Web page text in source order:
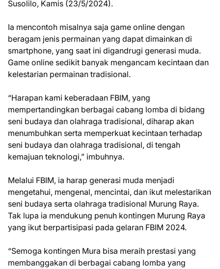
Susolilo, Kamis (23/5/2024).
Ia mencontoh misalnya saja game online dengan
beragam jenis permainan yang dapat dimainkan di
smartphone, yang saat ini digandrugi generasi muda.
Game online sedikit banyak mengancam kecintaan dan
kelestarian permainan tradisional.
“Harapan kami keberadaan FBIM, yang
mempertandingkan berbagai cabang lomba di bidang
seni budaya dan olahraga tradisional, diharap akan
menumbuhkan serta memperkuat kecintaan terhadap
seni budaya dan olahraga tradisional, di tengah
kemajuan teknologi,” imbuhnya.
Melalui FBIM, ia harap generasi muda menjadi
mengetahui, mengenal, mencintai, dan ikut melestarikan
seni budaya serta olahraga tradisional Murung Raya.
Tak lupa ia mendukung penuh kontingen Murung Raya
yang ikut berpartisipasi pada gelaran FBIM 2024.
“Semoga kontingen Mura bisa meraih prestasi yang
membanggakan di berbagai cabang lomba yang